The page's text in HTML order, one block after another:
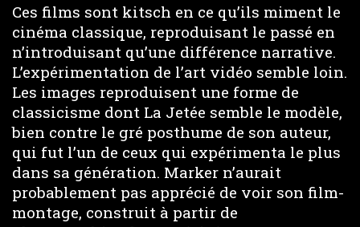
Ces films sont kitsch en ce qu’ils miment le
cinéma classique, reproduisant le passé en
n’introduisant qu’une différence narrative.
L’expérimentation de l’art vidéo semble loin.
Les images reproduisent une forme de
classicisme dont La Jetée semble le modèle,
bien contre le gré posthume de son auteur,
qui fut l’un de ceux qui expérimenta le plus
dans sa génération. Marker n’aurait
probablement pas apprécié de voir son film-
montage, construit à partir de